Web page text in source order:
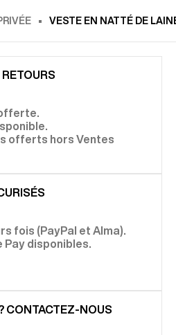
VESTE EN NATTÉ DE
RETOURS
offerts hors Ventes
fois (PayPal et Alma).
Pay disponibles.
CONTACTEZ-NOUS